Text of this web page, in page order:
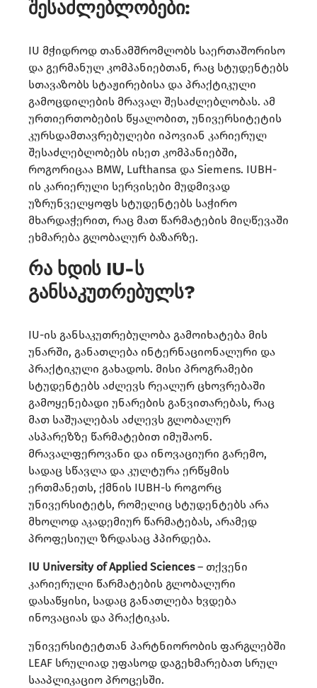
შესაძლებლობები:
IU მჭიდროდ თანამშრომლობს საერთაშორისო
და გერმანულ კომპანიებთან, რაც სტუდენტებს
სთავაზობს სტაჟირებისა და პრაქტიკული
გამოცდილების მრავალ შესაძლებლობას. ამ
ურთიერთობების წყალობით, უნივერსიტეტის
კურსდამთავრებულები იპოვიან კარიერულ
შესაძლებლობებს ისეთ კომპანიებში,
როგორიცაა BMW, Lufthansa და Siemens. IUBH-
ის კარიერული სერვისები მუდმივად
უზრუნველყოფს სტუდენტებს საჭირო
მხარდაჭერით, რაც მათ წარმატების მიღწევაში
ეხმარება გლობალურ ბაზარზე.
რა ხდის IU-ს
განსაკუთრებულს?
IU-ის განსაკუთრებულობა გამოიხატება მის
უნარში, განათლება ინტერნაციონალური და
პრაქტიკული გახადოს. მისი პროგრამები
სტუდენტებს აძლევს რეალურ ცხოვრებაში
გამოყენებადი უნარების განვითარებას, რაც
მათ საშუალებას აძლევს გლობალურ
ასპარეზზე წარმატებით იმუშაონ.
მრავალფეროვანი და ინოვაციური გარემო,
სადაც სწავლა და კულტურა ერწყმის
ერთმანეთს, ქმნის IUBH-ს როგორც
უნივერსიტეტს, რომელიც სტუდენტებს არა
მხოლოდ აკადემიურ წარმატებას, არამედ
პროფესიულ ზრდასაც ჰპირდება.
IU University of Applied Sciences– თქვენი
კარიერული წარმატების გლობალური
დასაწყისი, სადაც განათლება ხვდება
ინოვაციას და პრაქტიკას.
უნივერსიტეტთან პარტნიორობის ფარგლებში
LEAF სრულიად უფასოდ დაგეხმარებათ სრულ
სააპლიკაციო პროცესში.